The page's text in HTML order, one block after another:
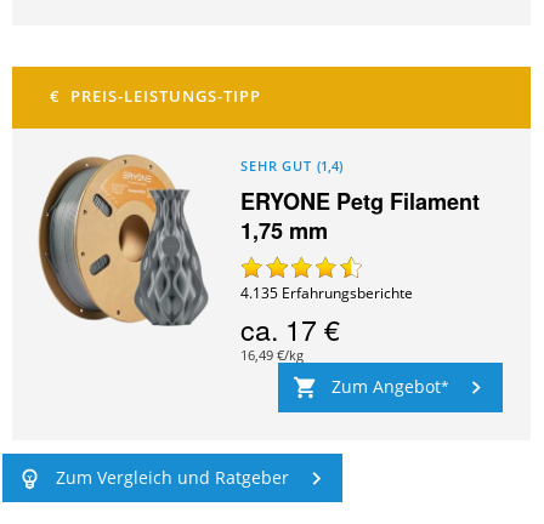
SEHR GUT (1,4)
ERYONE Petg Filament
1,75 mm
4.135 Erfahrungsberichte
ca. 17 €
16,49 €/kg
Zum Angebot
Zum Vergleich und Ratgeber